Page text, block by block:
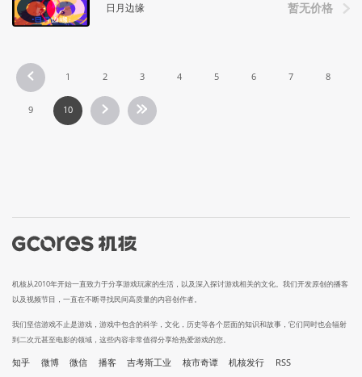
日月边缘 暂无价格
1 2 3 4 5 6 7 8
9 10
机核从2010年开始一直致力于分享游戏玩家的生活，以及深入探讨游戏相关的文化。我们开发原创的播客
以及视频节目，一直在不断寻找民间高质量的内容创作者。
我们坚信游戏不止是游戏，游戏中包含的科学，文化，历史等各个层面的知识和故事，它们同时也会辐射
到二次元甚至电影的领域，这些内容非常值得分享给热爱游戏的您。
知乎 微博 微信 播客 吉考斯工业 核市奇谭 机核发行 RSS